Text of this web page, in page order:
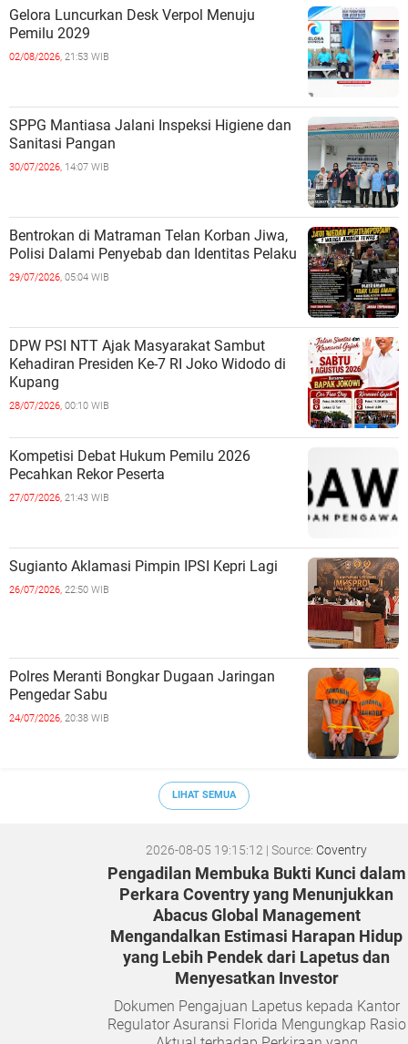
Gelora Luncurkan Desk Verpol Menuju
Pemilu 2029
02/08/2026, 21:53 WIB
SPPG Mantiasa Jalani Inspeksi Higiene dan
Sanitasi Pangan
30/07/2026, 14:07 WIB
Bentrokan di Matraman Telan Korban Jiwa,
Polisi Dalami Penyebab dan Identitas Pelaku
29/07/2026, 05:04 WIB
DPW PSI NTT Ajak Masyarakat Sambut
Kehadiran Presiden Ke-7 RI Joko Widodo di
Kupang
28/07/2026, 00:10 WIB
Kompetisi Debat Hukum Pemilu 2026
Pecahkan Rekor Peserta
27/07/2026, 21:43 WIB
Sugianto Aklamasi Pimpin IPSI Kepri Lagi
26/07/2026, 22:50 WIB
Polres Meranti Bongkar Dugaan Jaringan
Pengedar Sabu
24/07/2026, 20:38 WIB
LIHAT SEMUA
2026-08-05 19:15:12 | Source: Coventry
Pengadilan Membuka Bukti Kunci dalam
Perkara Coventry yang Menunjukkan
Abacus Global Management
Mengandalkan Estimasi Harapan Hidup
yang Lebih Pendek dari Lapetus dan
Menyesatkan Investor
Dokumen Pengajuan Lapetus kepada Kantor
Regulator Asuransi Florida Mengungkap Rasio